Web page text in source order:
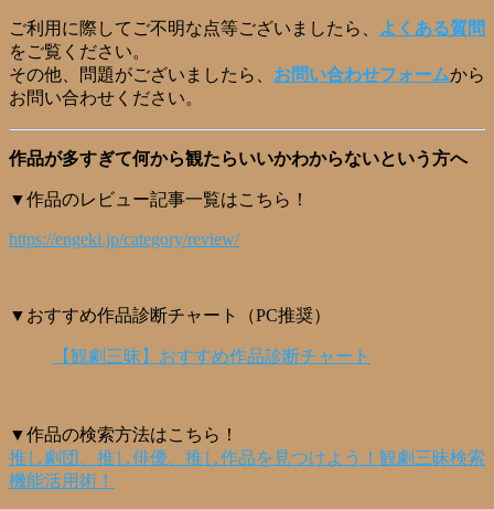
ご利用に際してご不明な点等ございましたら、
よくある質問
をご覧ください。
その他、問題がございましたら、 お問い合わせフォームから
お問い合わせください。
作品が多すぎて何から観たらいいかわからないという方へ
▼作品のレビュー記事一覧はこちら！
https://engeki.jp/category/review/
▼おすすめ作品診断チャート（PC推奨）
【観劇三昧】おすすめ作品診断チャート
▼作品の検索方法はこちら！
推し劇団、推し俳優、推し作品を見つけよう！観劇三昧検索
機能活用術！